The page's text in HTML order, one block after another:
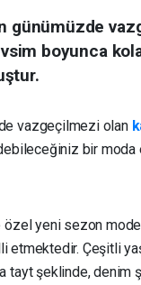
günümüzde
boyunca
vazgeçilmezi olan
bir moda
özel yeni sezon
etmektedir. Çeşitli
tayt şeklinde, denim